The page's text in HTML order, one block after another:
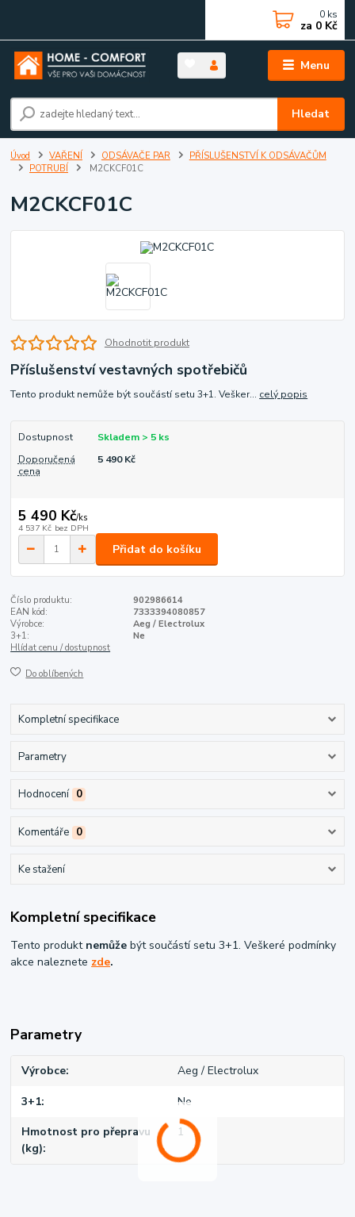
Menu
Hledat
0 ks
za 0 Kč
Úvod VAŘENÍ ODSÁVAČE PAR
PŘÍSLUŠENSTVÍ K ODSÁVAČŮM
POTRUBÍ
M2CKCF01C
M2CKCF01C
Ohodnotit produkt
Příslušenství vestavných spotřebičů
Tento produkt nemůže být součástí setu 3+1. Vešker... celý popis
Dostupnost
Skladem > 5 ks
Doporučená
cena
5 490 Kč
5 490 Kč/ks
4 537 Kč bez DPH
Přidat do košíku
Číslo produktu:
902986614
EAN kód:
7333394080857
Výrobce:
Aeg / Electrolux
3+1:
Ne
Hlídat cenu / dostupnost
Do oblíbených
Kompletní specifikace
Parametry
Hodnocení 0
Komentáře 0
Ke stažení
Kompletní specifikace
Tento produkt nemůže být součástí setu 3+1. Veškeré podmínky
akce naleznete zde.
Parametry
Výrobce Aeg / Electrolux
3+1 Ne
Hmotnost pro přepravu
(kg)
1